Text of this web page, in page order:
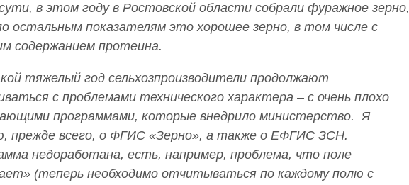
в этом году в Ростовской области собрали фуражное зерно,
остальным показателям это хорошее зерно, в том числе с
содержанием протеина.
тяжелый год сельхозпроизводители продолжают
с проблемами технического характера – с очень плохо
программами, которые внедрило министерство. Я
прежде всего, о ФГИС «Зерно», а также о ЕФГИС ЗСН.
недоработана, есть, например, проблема, что поле
(теперь необходимо отчитываться по каждому полю с